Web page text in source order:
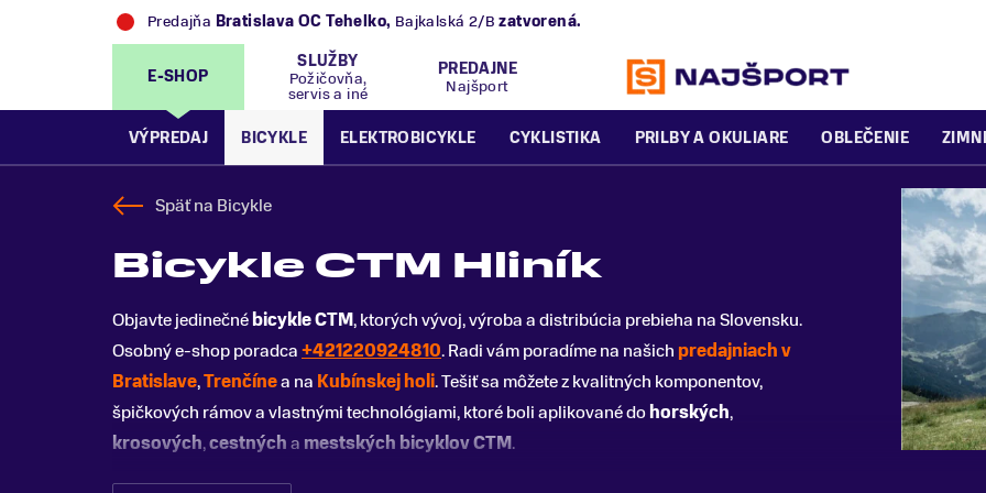
Predajňa Bratislava OC Tehelko, Bajkalská 2/B zatvorená.
E-SHOP
SLUŽBY
Požičovňa,
servis a iné
PREDAJNE
Najšport
VÝPREDAJ BICYKLE ELEKTROBICYKLE CYKLISTIKA PRILBY A OKULIARE OBLEČENIE
Späť na Bicykle
Bicykle CTM Hliník
Objavte jedinečnébicykle CTM, ktorých vývoj, výroba a distribúcia prebieha na Slovensku.
Osobný e-shop poradca+421220924810. Radi vám poradíme na našich predajniach v
Bratislave,Trenčínea na Kubínskej holi. Tešiť sa môžete z kvalitných komponentov,
špičkových rámov a vlastnými technológiami, ktoré boli aplikované dohorských,
krosových,cestnýcha mestských bicyklov CTM.